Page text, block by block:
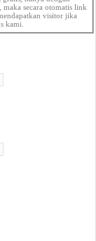
secara otomatis link
visitor jika
kami.